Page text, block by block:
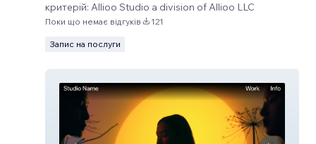
критерій: Allioo Studio a division of Allioo LLC
Поки що немає відгуків 121
Запис на послуги